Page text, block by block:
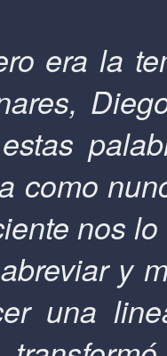
era la
como
nos
y
una